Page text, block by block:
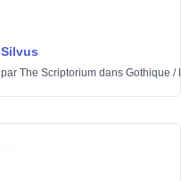
Silvus
par The Scriptorium dans Gothique /